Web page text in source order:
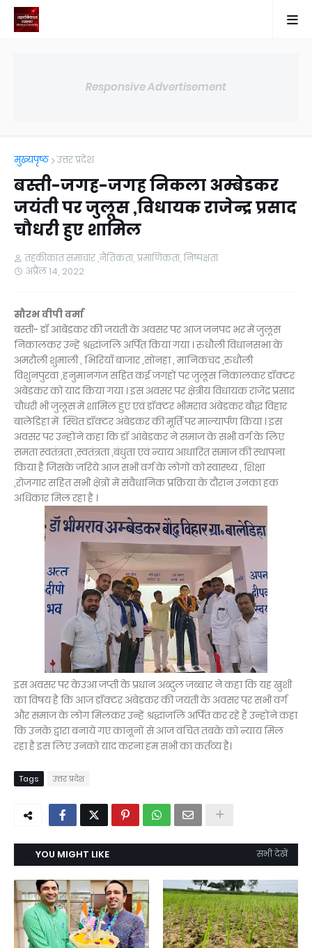
Responsive Advertisement
मुख्यपृष्ठ उत्तर प्रदेश
बस्ती-जगह-जगह निकला अम्बेडकर
जयंती पर जुलूस ,विधायक राजेन्द्र प्रसाद
चौधरी हुए शामिल
तहकीकात समाचार ,नैतिकता, प्रमाणिकता, निष्पक्षता
अप्रैल 14, 2022
सौरभ वीपी वर्मा
बस्ती- डॉ आंबेडकर की जयंती के अवसर पर आज जनपद भर में जुलूस
निकालकर उन्हें श्रद्धांजलि अर्पित किया गया । रुधौली विधानसभा के
अमरौली शुमाली , भिरियाँ बाजार ,सोनहा , मानिकचंद ,रुधौली
विशुनपुरवा ,हनुमानगंज सहित कई जगहों पर जुलूस निकालकर डॉक्टर
अंबेडकर को याद किया गया । इस अवसर पर क्षेत्रीय विधायक राजेंद्र प्रसाद
चौधरी भी जुलूस में शामिल हुए एवं डॉक्टर भीमराव अंबेडकर बौद्ध विहार
बालेडिहा में स्थित डॉक्टर अंबेडकर की मूर्ति पर माल्यार्पण किया । इस
अवसर पर उन्होंने कहा कि डॉ आंबेडकर ने समाज के सभी वर्ग के लिए
समता स्वतंत्रता ,स्वतंत्रता ,बंधुता एवं न्याय आधारित समाज की स्थापना
किया है जिसके जरिये आज सभी वर्ग के लोगों को स्वास्थ्य , शिक्षा
,रोजगार सहित सभी क्षेत्रों में संवैधानिक प्रक्रिया के दौरान उनका हक
अधिकार मिल रहा है ।
इस अवसर पर केउआ जप्ती के प्रधान अब्दुल जब्बार ने कहा कि यह खुशी
का विषय है कि आज डॉक्टर अंबेडकर की जयंती के अवसर पर सभी वर्ग
और समाज के लोग मिलकर उन्हें श्रद्धांजलि अर्पित कर रहे हैं उन्होंने कहा
कि उनके द्वारा बनाये गए कानूनों से आज वंचित तबके को न्याय मिल
रहा है इस लिए उनको याद करना हम सभी का कर्तव्य है।
Tags उत्तर प्रदेश
YOU MIGHT LIKE सभी देखें